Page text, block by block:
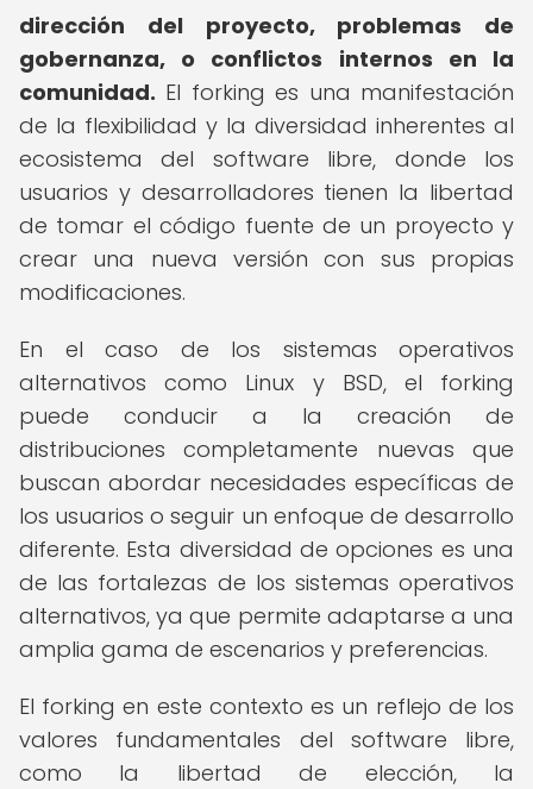
dirección del proyecto, problemas de
gobernanza, o conflictos internos en la
comunidad. El forking es una manifestación
de la flexibilidad y la diversidad inherentes al
ecosistema del software libre, donde los
usuarios y desarrolladores tienen la libertad
de tomar el código fuente de un proyecto y
crear una nueva versión con sus propias
modificaciones.
En el caso de los sistemas operativos
alternativos como Linux y BSD, el forking
puede conducir a la creación de
distribuciones completamente nuevas que
buscan abordar necesidades específicas de
los usuarios o seguir un enfoque de desarrollo
diferente. Esta diversidad de opciones es una
de las fortalezas de los sistemas operativos
alternativos, ya que permite adaptarse a una
amplia gama de escenarios y preferencias.
El forking en este contexto es un reflejo de los
valores fundamentales del software libre,
como la libertad de elección, la